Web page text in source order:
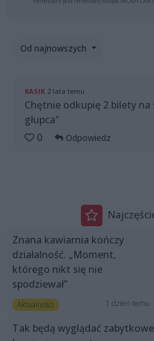
Od najnowszych
KASIK 2 lata temu
Chętnie odkupię 2 bilety na
głupca"
0
Odpowiedz
Znana kawiarnia kończy
działalność. „Moment,
którego nikt się nie
spodziewał”
Aktualności 1 dzień temu
Tak będą wyglądać zabytkowe